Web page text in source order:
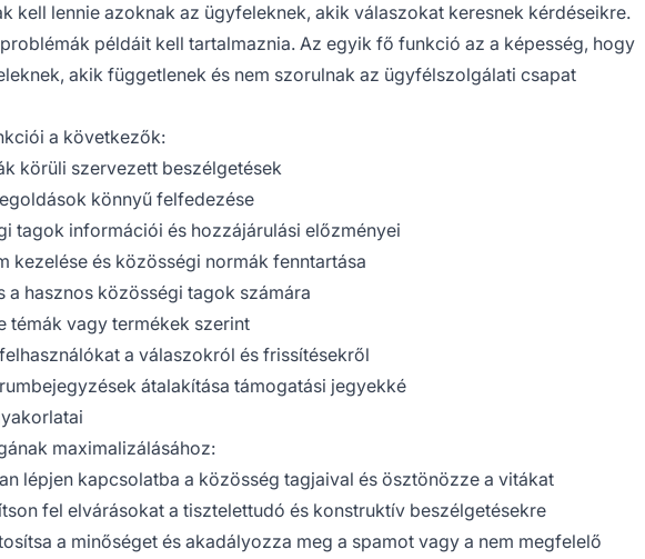
kell lennie azoknak az ügyfeleknek, akik válaszokat keresnek kérdéseikre.
példáit kell tartalmaznia. Az egyik fő funkció az a képesség, hogy
akik függetlenek és nem szorulnak az ügyfélszolgálati csapat
a következők:
körüli szervezett beszélgetések
könnyű felfedezése
tagok információi és hozzájárulási előzményei
kezelése és közösségi normák fenntartása
a hasznos közösségi tagok számára
témák vagy termékek szerint
a válaszokról és frissítésekről
átalakítása támogatási jegyekké
maximalizálásához:
lépjen kapcsolatba a közösség tagjaival és ösztönözze a vitákat
fel elvárásokat a tisztelettudó és konstruktív beszélgetésekre
a minőséget és akadályozza meg a spamot vagy a nem megfelelő